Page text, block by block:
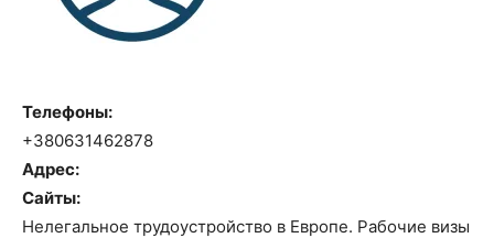
Телефоны:
+380631462878
Адрес:
Сайты:
Нелегальное трудоустройство в Европе. Рабочие визы